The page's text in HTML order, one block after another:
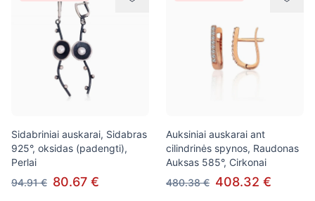
Sidabriniai auskarai, Sidabras
925°, oksidas (padengti),
Perlai
94.91 € 80.67 €
Auksiniai auskarai ant
cilindrinės spynos, Raudonas
Auksas 585°, Cirkonai
480.38 € 408.32 €